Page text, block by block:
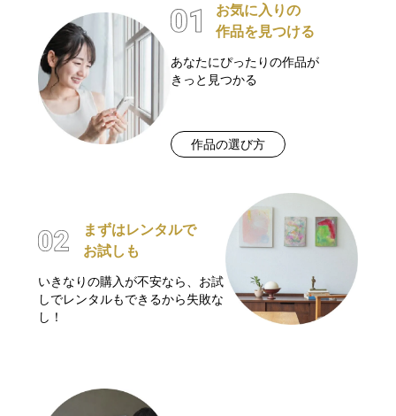
お気に入りの
作品を見つける
あなたにぴったりの作品が
きっと見つかる
作品の選び方
まずはレンタルで
お試しも
いきなりの購入が不安なら、お試
しでレンタルもできるから失敗な
し！